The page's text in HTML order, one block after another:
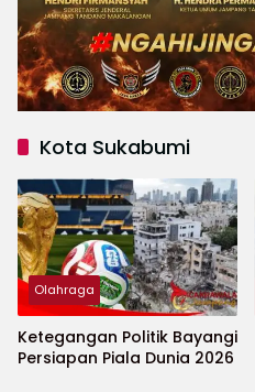
Kota Sukabumi
Olahraga
Ketegangan Politik Bayangi
Persiapan Piala Dunia 2026